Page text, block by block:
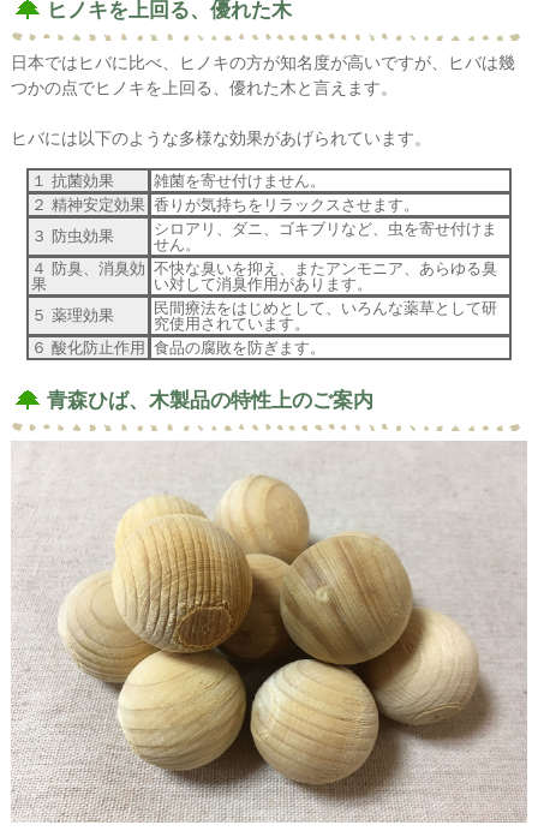
ヒノキを上回る、優れた木
日本ではヒバに比べ、ヒノキの方が知名度が高いですが、ヒバは幾
つかの点でヒノキを上回る、優れた木と言えます。
ヒバには以下のような多様な効果があげられています。
１ 抗菌効果
雑菌を寄せ付けません。
２ 精神安定効果 香りが気持ちをリラックスさせます。
３ 防虫効果
シロアリ、ダニ、ゴキブリなど、虫を寄せ付けま
せん。
４ 防臭、消臭効
果
不快な臭いを抑え、またアンモニア、あらゆる臭
い対して消臭作用があります。
５ 薬理効果
民間療法をはじめとして、いろんな薬草として研
究使用されています。
６ 酸化防止作用 食品の腐敗を防ぎます。
青森ひば、木製品の特性上のご案内